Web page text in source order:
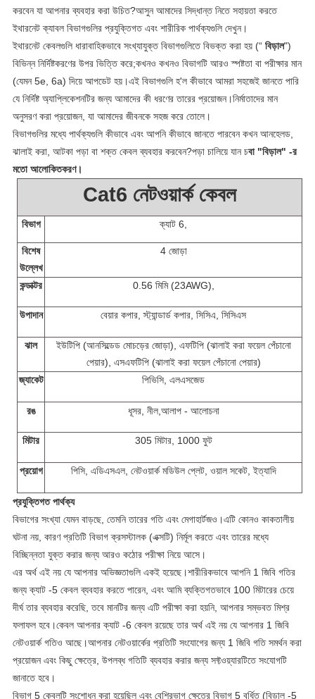
করবেন যা আপনার ব্যবহার করা উচিত?আসুন আমাদের সিদ্ধান্ত নিতে সহায়তা করতে
ইথারনেট ক্যাবল বিভাগগুলির প্রযুক্তিগত এবং শারীরিক পার্থক্যগুলি দেখুন।
ইথারনেট কেবলগুলি ধারাবাহিকভাবে সংখ্যাযুক্ত বিভাগগুলিতে বিভক্ত করা হয় (“ বিড়াল")
বিভিন্ন নির্দিষ্টকরণের উপর ভিত্তি করে;কখনও কখনও বিভাগটি আরও স্পষ্টতা বা পরীক্ষার মান
(যেমন 5e, 6a) দিয়ে আপডেট হয়।এই বিভাগগুলি হ'ল কীভাবে আমরা সহজেই জানতে পারি
যে নির্দিষ্ট অ্যাপ্লিকেশনটির জন্য আমাদের কী ধরণের তারের প্রয়োজন।নির্মাতাদের মান
অনুসরণ করা প্রয়োজন, যা আমাদের জীবনকে সহজ করে তোলে।
বিভাগগুলির মধ্যে পার্থক্যগুলি কীভাবে এবং আপনি কীভাবে জানতে পারবেন কখন আনহেলড,
ঝালাই করা, আটকা পড়া বা শক্ত কেবল ব্যবহার করবেন?পড়া চালিয়ে যান চবা "বিড়াল" -র
মতো আলোকিতকরণ।
Cat6 নেটওয়ার্ক কেবল
বিভাগ ক্যাট 6,
বিশেষ
উল্লেখ
4 জোড়া
কন্ডাক্টর 0.56 মিমি (23AWG),
উপাদান বেয়ার কপার, স্ট্যান্ডার্ড কপার, সিসিএ, সিসিএস
ঝাল
ইউটিপি (আনসিল্ডেড মোচড়ের জোড়া), এফটিপি (ঝালাই করা ফয়েল পেঁচানো
পেয়ার), এসএফটিপি (ঝালাই করা ফয়েল পেঁচানো পেয়ার)
জ্যাকেট
পিভিসি, এলএসজেড
রঙ ধূসর, নীল,আলাপ - আলোচনা
মিটার 305 মিটার, 1000 ফুট
প্রয়োগ পিসি, এডিএসএল, নেটওয়ার্ক মডিউল প্লেট, ওয়াল সকেট, ইত্যাদি
প্রযুক্তিগত পার্থক্য
বিভাগের সংখ্যা যেমন বাড়ছে, তেমনি তারের গতি এবং মেগাহার্টজও।এটি কোনও কাকতালীয়
ঘটনা নয়, কারণ প্রতিটি বিভাগ ক্রসস্টালক (এক্সটি) নির্মূল করতে এবং তারের মধ্যে
বিচ্ছিন্নতা যুক্ত করার জন্য আরও কঠোর পরীক্ষা নিয়ে আসে।
এর অর্থ এই নয় যে আপনার অভিজ্ঞতাগুলি একই হয়েছে।শারীরিকভাবে আপনি 1 জিবি গতির
জন্য ক্যাট -5 কেবল ব্যবহার করতে পারেন, এবং আমি ব্যক্তিগতভাবে 100 মিটারের চেয়ে
দীর্ঘ তার ব্যবহার করেছি, তবে মানটির জন্য এটি পরীক্ষা করা হয়নি, আপনার সম্ভবত মিশ্র
ফলাফল হবে।কেবল আপনার ক্যাট -6 কেবল রয়েছে তার অর্থ এই নয় যে আপনার 1 জিবি
নেটওয়ার্ক গতিও আছে।আপনার নেটওয়ার্কের প্রতিটি সংযোগের জন্য 1 জিবি গতি সমর্থন করা
প্রয়োজন এবং কিছু ক্ষেত্রে, উপলব্ধ গতিটি ব্যবহার করার জন্য সফ্টওয়্যারটিতে সংযোগটি
জানাতে হবে।
বিভাগ 5 কেবলটি সংশোধন করা হয়েছিল এবং বেশিরভাগ ক্ষেত্রে বিভাগ 5 বর্ধিত (বিড়াল -5